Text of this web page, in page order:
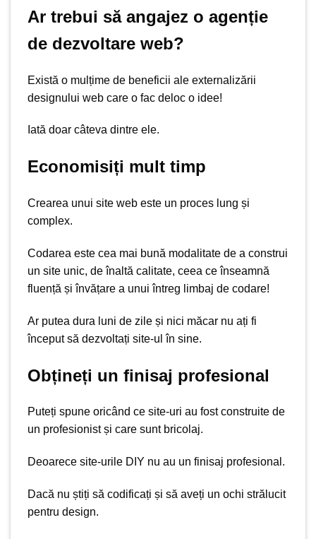
Ar trebui să angajez o agenție
de dezvoltare web?
Există o mulțime de beneficii ale externalizării
designului web care o fac deloc o idee!
Iată doar câteva dintre ele.
Economisiți mult timp
Crearea unui site web este un proces lung și
complex.
Codarea este cea mai bună modalitate de a construi
un site unic, de înaltă calitate, ceea ce înseamnă
fluență și învățare a unui întreg limbaj de codare!
Ar putea dura luni de zile și nici măcar nu ați fi
început să dezvoltați site-ul în sine.
Obțineți un finisaj profesional
Puteți spune oricând ce site-uri au fost construite de
un profesionist și care sunt bricolaj.
Deoarece site-urile DIY nu au un finisaj profesional.
Dacă nu știți să codificați și să aveți un ochi strălucit
pentru design.